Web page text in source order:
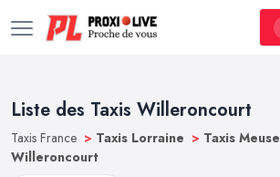
Liste des Taxis Willeroncourt
Taxis France > Taxis Lorraine > Taxis Meuse
Willeroncourt